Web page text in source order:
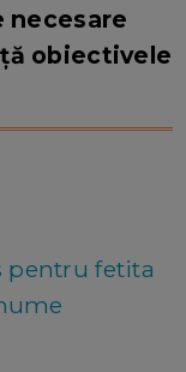
necesare
obiectivele
pentru fetita